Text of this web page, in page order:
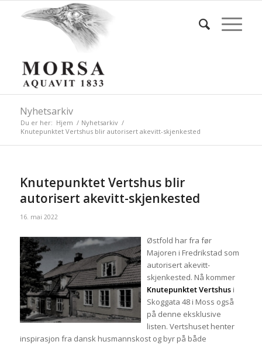
Nyhetsarkiv
Du er her: Hjem / Nyhetsarkiv /
Knutepunktet Vertshus blir autorisert akevitt-skjenkested
Knutepunktet Vertshus blir
autorisert akevitt-skjenkested
16. mai 2022
Østfold har fra før
Majoren i Fredrikstad som
autorisert akevitt-
skjenkested. Nå kommer
Knutepunktet Vertshusi
Skoggata 48 i Moss også
på denne eksklusive
listen. Vertshuset henter
inspirasjon fra dansk husmannskost og byr på både